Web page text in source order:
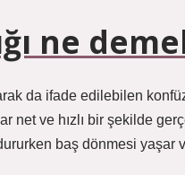
ne
da ifade edilebilen
net ve hızlı bir şekilde
baş dönmesi yaşar